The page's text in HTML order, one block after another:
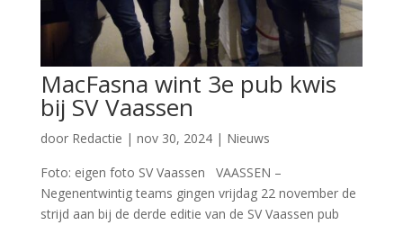
MacFasna wint 3e pub kwis
bij SV Vaassen
door Redactie | nov 30, 2024| Nieuws
Foto: eigen foto SV Vaassen VAASSEN –
Negenentwintig teams gingen vrijdag 22 november de
strijd aan bij de derde editie van de SV Vaassen pub